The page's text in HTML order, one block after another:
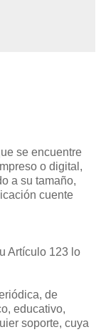
se encuentre
o digital,
a su tamaño,
cuente
Artículo 123 lo
de
educativo,
soporte, cuya